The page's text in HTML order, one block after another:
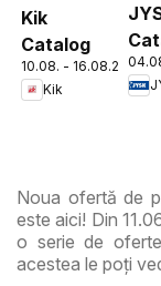
Kik
Catalog
10.08. - 16.08.2026
Kik
Noua ofertă de
este aici! Din
o serie de
acestea le poți